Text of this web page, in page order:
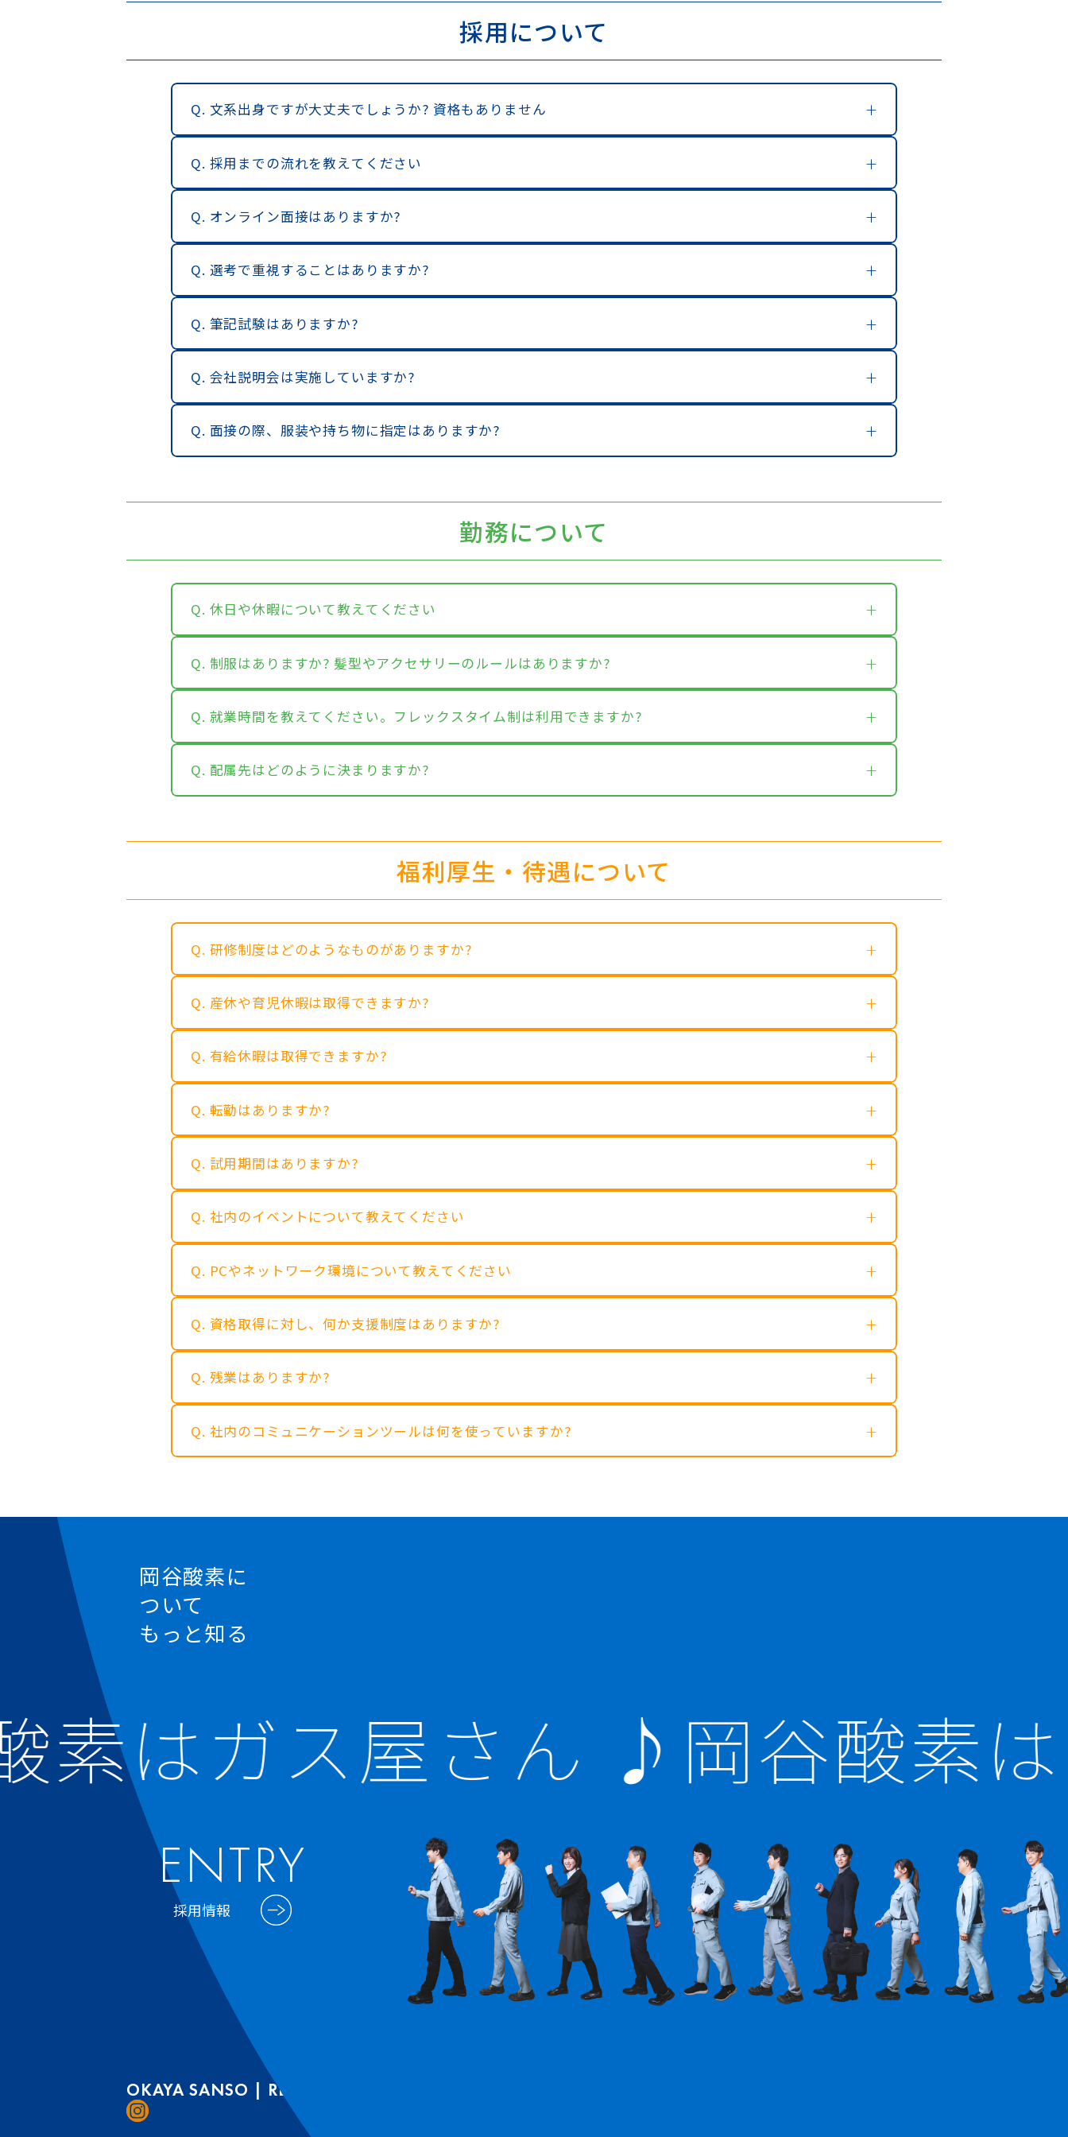
採用について
Q. 文系出身ですが大丈夫でしょうか? 資格もありません +
Q. 採用までの流れを教えてください +
Q. オンライン面接はありますか? +
Q. 選考で重視することはありますか? +
Q. 筆記試験はありますか? +
Q. 会社説明会は実施していますか? +
Q. 面接の際、服装や持ち物に指定はありますか? +
勤務について
Q. 休日や休暇について教えてください +
Q. 制服はありますか? 髪型やアクセサリーのルールはありますか? +
Q. 就業時間を教えてください。フレックスタイム制は利用できますか? +
Q. 配属先はどのように決まりますか? +
福利厚生・待遇について
Q. 研修制度はどのようなものがありますか? +
Q. 産休や育児休暇は取得できますか? +
Q. 有給休暇は取得できますか? +
Q. 転勤はありますか? +
Q. 試用期間はありますか? +
Q. 社内のイベントについて教えてください +
Q. PCやネットワーク環境について教えてください +
Q. 資格取得に対し、何か支援制度はありますか? +
Q. 残業はありますか? +
Q. 社内のコミュニケーションツールは何を使っていますか? +
もっと知る
素はガス屋さん ♪岡谷酸素
ENTRY
採用情報
OKAYA SANSO | RECRUIT